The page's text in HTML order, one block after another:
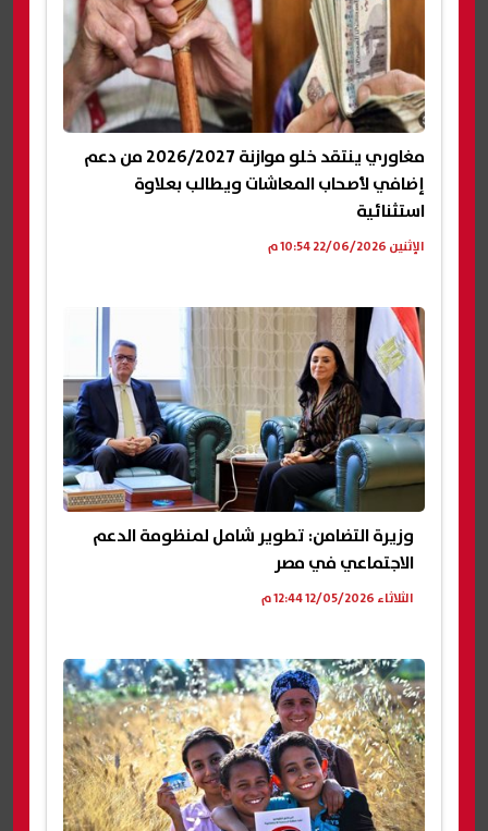
مغاوري ينتقد خلو موازنة 2026/2027 من دعم
إضافي لأصحاب المعاشات ويطالب بعلاوة
استثنائية
الإثنين 22/06/2026 10:54 م
وزيرة التضامن: تطوير شامل لمنظومة الدعم
الاجتماعي في مصر
الثلاثاء 12/05/2026 12:44 م